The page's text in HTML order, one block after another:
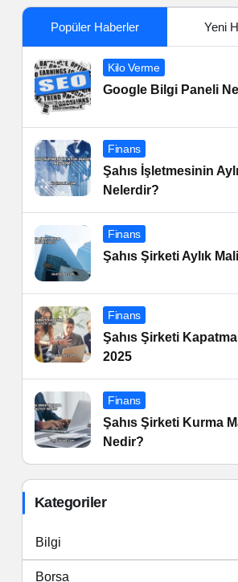
Popüler Haberler Yeni
Kilo Verme
Google Bilgi Paneli
Finans
Şahıs İşletmesinin
Nelerdir?
Finans
Şahıs Şirketi Aylık
Finans
Şahıs Şirketi
2025
Finans
Şahıs Şirketi Kurma
Nedir?
Kategoriler
Bilgi
Borsa